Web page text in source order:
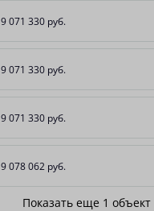
9 071 330 руб.
9 071 330 руб.
9 071 330 руб.
9 078 062 руб.
Показать еще 1 объект